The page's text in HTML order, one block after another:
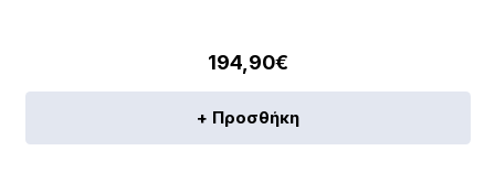
194,90€
+ Προσθήκη